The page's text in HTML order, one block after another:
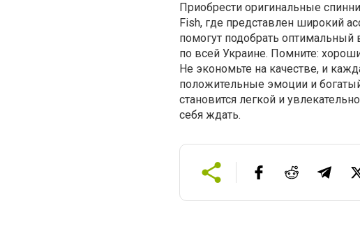
Приобрести оригинальные
Fish, где представлен широкий
помогут подобрать оптимальный
по всей Украине. Помните:
Не экономьте на качестве, и
положительные эмоции и
становится легкой и
себя ждать.